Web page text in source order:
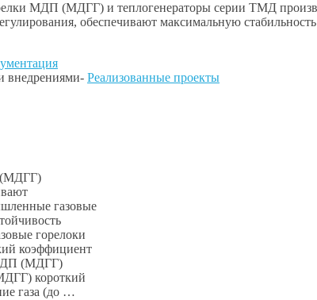
МДП (МДГГ) и теплогенераторы серии ТМД
обеспечивают максимальную
внедрениями- Реализованные проекты
(МДГГ)
газовые
горелоки
коэффициент
МДП (МДГГ)
короткий
газа (до …